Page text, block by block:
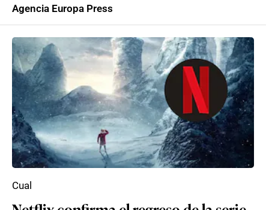
Agencia Europa Press
Cual